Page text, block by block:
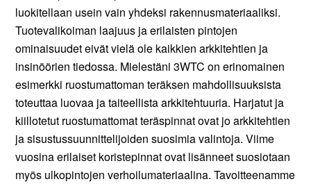
luokitellaan usein vain yhdeksi rakennusmateriaaliksi.
Tuotevalikoiman laajuus ja erilaisten pintojen
ominaisuudet eivät vielä ole kaikkien arkkitehtien ja
insinöörien tiedossa. Mielestäni 3WTC on erinomainen
esimerkki ruostumattoman teräksen mahdollisuuksista
toteuttaa luovaa ja taiteellista arkkitehtuuria. Harjatut ja
kiillotetut ruostumattomat teräspinnat ovat jo arkkitehtien
ja sisustussuunnittelijoiden suosimia valintoja. Viime
vuosina erilaiset koristepinnat ovat lisänneet suosiotaan
myös ulkopintojen verhoilumateriaalina. Tavoitteenamme